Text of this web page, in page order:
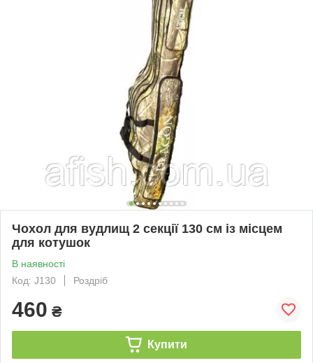
Чохол для вудлищ 2 секції 130 см із місцем
для котушок
В наявності
Код: J130
Роздріб
460 ₴
Купити